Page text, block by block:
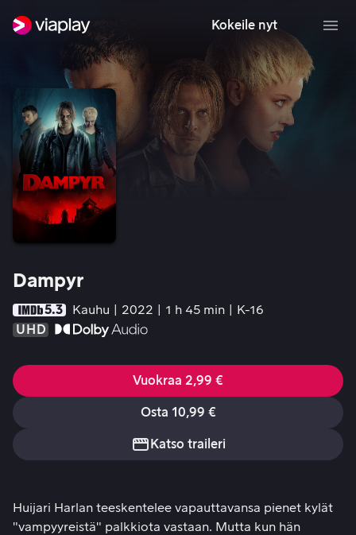
Kokeile nyt
Dampyr
5.3 Kauhu 2022 1 h 45 min
K-16
UHD
Vuokraa 2,99 €
Osta 10,99 €
Katso traileri
Huijari Harlan teeskentelee vapauttavansa pienet kylät
Huijari Harlan teeskentelee vapauttavansa pienet kylät
"vampyyreistä" palkkiota vastaan. Mutta kun hän